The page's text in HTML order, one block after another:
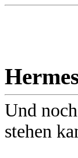
Und
stehen